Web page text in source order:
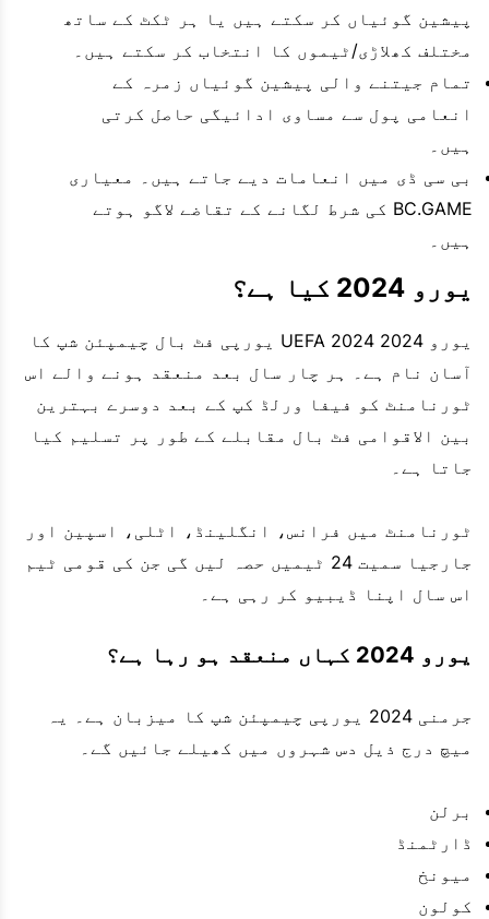
پیشین گوئیاں کر سکتے ہیں یا ہر ٹکٹ کے ساتھ
مختلف کھلاڑی/ٹیموں کا انتخاب کر سکتے ہیں۔
تمام جیتنے والی پیشین گوئیاں زمرہ کے
انعامی پول سے مساوی ادائیگی حاصل کرتی
ہیں۔
بی سی ڈی میں انعامات دیے جاتے ہیں۔ معیاری
BC.GAME کی شرط لگانے کے تقاضے لاگو ہوتے
ہیں۔
یورو 2024 کیا ہے؟
یورو 2024 2024 UEFA یورپی فٹ بال چیمپئن شپ کا
آسان نام ہے۔ ہر چار سال بعد منعقد ہونے والے اس
ٹورنامنٹ کو فیفا ورلڈ کپ کے بعد دوسرے بہترین
بین الاقوامی فٹ بال مقابلے کے طور پر تسلیم کیا
جاتا ہے۔
ٹورنامنٹ میں فرانس، انگلینڈ، اٹلی، اسپین اور
جارجیا سمیت 24 ٹیمیں حصہ لیں گی جن کی قومی ٹیم
اس سال اپنا ڈیبیو کر رہی ہے۔
یورو 2024 کہاں منعقد ہو رہا ہے؟
جرمنی 2024 یورپی چیمپئن شپ کا میزبان ہے۔ یہ
میچ درج ذیل دس شہروں میں کھیلے جائیں گے۔
برلن
ڈارٹمنڈ
میونخ
کولون